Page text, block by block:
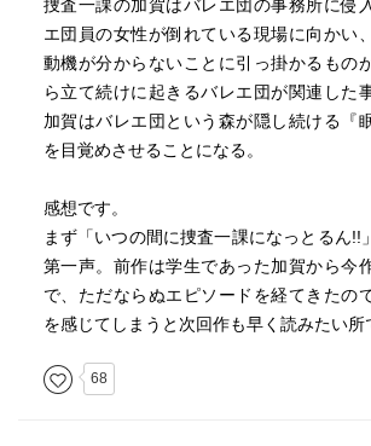
指導を受け、踊り以外の人生をほとんど
たことを知る。
未緒の踊りは美しく、観客を魅了するが
と痛みがあった。
加賀は彼女の心の奥に触れようとするが
いて多くを語ろうとしない。
捜査が進むにつれ、加賀は「風間の死は
なく、バレエ団内部のある秘密を守るた
か」と考えるようになる。
風間は団員の一人が抱える重大な秘密を
れが殺害の動機になった可能性が浮上する。
梶田の死もまた、同じ秘密に関わる人物
捜査一課の加賀はバレエ団の事務所に侵
エ団員の女性が倒れている現場に向かい
動機が分からないことに引っ掛かるもの
ら立て続けに起きるバレエ団が関連した
加賀はバレエ団という森が隠し続ける『
を目覚めさせることになる。
感想です。
まず「いつの間に捜査一課になっとるん!!
第一声。前作は学生であった加賀から今
で、ただならぬエピソードを経てきたの
を感じてしまうと次回作も早く読みたい所
68